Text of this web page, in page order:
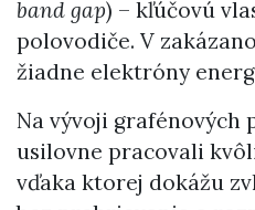
band gap) – kľúčovú
polovodiče. V
žiadne elektróny
Na vývoji grafénových
usilovne pracovali
vďaka ktorej dokážu